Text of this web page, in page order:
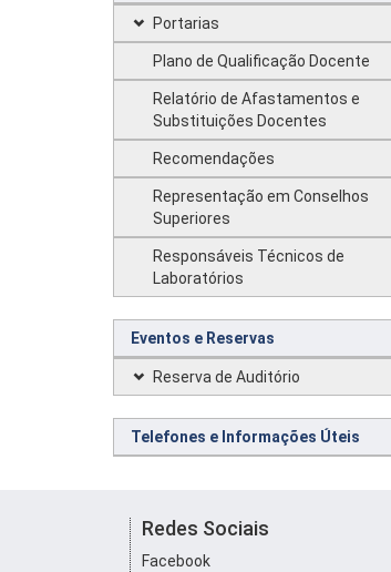
Portarias
Plano de Qualificação Docente
Relatório de Afastamentos e
Substituições Docentes
Recomendações
Representação em Conselhos
Superiores
Responsáveis Técnicos de
Laboratórios
Eventos e Reservas
Reserva de Auditório
Telefones e Informações Úteis
Redes Sociais
Facebook